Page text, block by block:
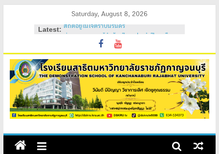
Saturday, August 8, 2026
Latest:
ค่ายอบรมภาวะผู้นำนักเรียน ประจำปีการศึกษา
วันสถาปนาโรงเรียนสาธิต 2569
ค่ายคุณธรรม จริยธรรม นักเรียนใหม่ 2569
ค่ายปรับพื้นฐานนักเรียนใหม่ 2569 (ม.1 และ
ม.4)